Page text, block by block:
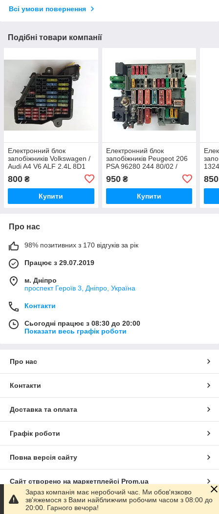
Всі умови повернення
Подібні товари компанії
Електронний блок
запобіжників Volkswagen /
Audi A4 V6 ALF 2.4L 8D1
800 ₴
Купити
Електронний блок
запобіжників Peugeot 206
PSA 96280 244 80/02 /
PSA962802448002 / DAV 3
11559/04 / DAV31155904
950₴
Купити
850
Про нас
98% позитивних з 170 відгуків за рік
Працює з 29.07.2019
м. Дніпро
проспект Героїв 3, Дніпро, Україна
Контакти
Сьогодні працює з 08:30 до 20:00
Показати весь графік роботи
Про нас
Контакти
Доставка та оплата
Графік роботи
Повна версія сайту
Сайт створено на маркетплейсі Prom.ua
Політика конфіденційності
Зараз компанія має неробочий час. Ми обов'язково
зв'яжемося з Вами найближчим робочим часом з 08:00 до
20:00. Гарного вечора!